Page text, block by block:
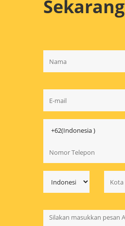
Sekarang